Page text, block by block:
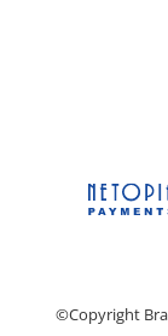
Tehnica si
Calculatoare de
Distrugatoare
Cosuri de gunoi
Scaune, birouri
©Copyright